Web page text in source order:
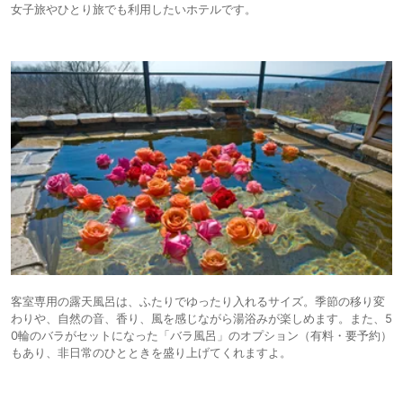
女子旅やひとり旅でも利用したいホテルです。
客室専用の露天風呂は、ふたりでゆったり入れるサイズ。季節の移り変
わりや、自然の音、香り、風を感じながら湯浴みが楽しめます。また、5
0輪のバラがセットになった「バラ風呂」のオプション（有料・要予約）
もあり、非日常のひとときを盛り上げてくれますよ。